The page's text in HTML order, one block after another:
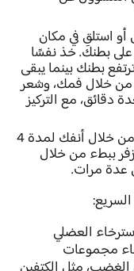
استلقِ في مكان
بطنك. خذ نفسًا
بطنك بينما يبقى
من خلال فمك، وشعر
دقائق، مع التركيز
خذ شهيقًا عميقًا من خلال أنفك لمدة 4
لمدة 7 ثوانٍ. ازفر ببطء من خلال
العضلي
مجموعات